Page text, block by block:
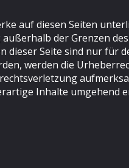
auf diesen Seiten
der Grenzen
dieser Seite sind nur für
werden die
Inhalte umgehend